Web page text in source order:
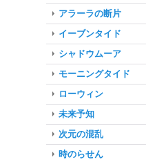
アラーラの断片
イーブンタイド
シャドウムーア
モーニングタイド
ローウィン
未来予知
次元の混乱
時のらせん